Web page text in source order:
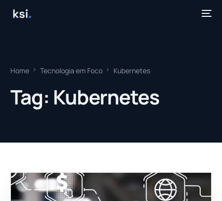
Home Tecnologia em Foco Kubernetes
Tag: Kubernetes